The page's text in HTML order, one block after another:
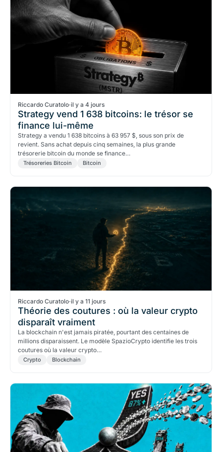
Riccardo Curatolo·il y a 4 jours
Strategy vend 1 638 bitcoins: le trésor se
finance lui-même
Strategy a vendu 1 638 bitcoins à 63 957 $, sous son prix de
revient. Sans achat depuis cinq semaines, la plus grande
trésorerie bitcoin du monde se finance…
Trésoreries Bitcoin Bitcoin
Riccardo Curatolo·il y a 11 jours
Théorie des coutures : où la valeur crypto
disparaît vraiment
La blockchain n'est jamais piratée, pourtant des centaines de
millions disparaissent. Le modèle SpazioCrypto identifie les trois
coutures où la valeur crypto…
Crypto Blockchain